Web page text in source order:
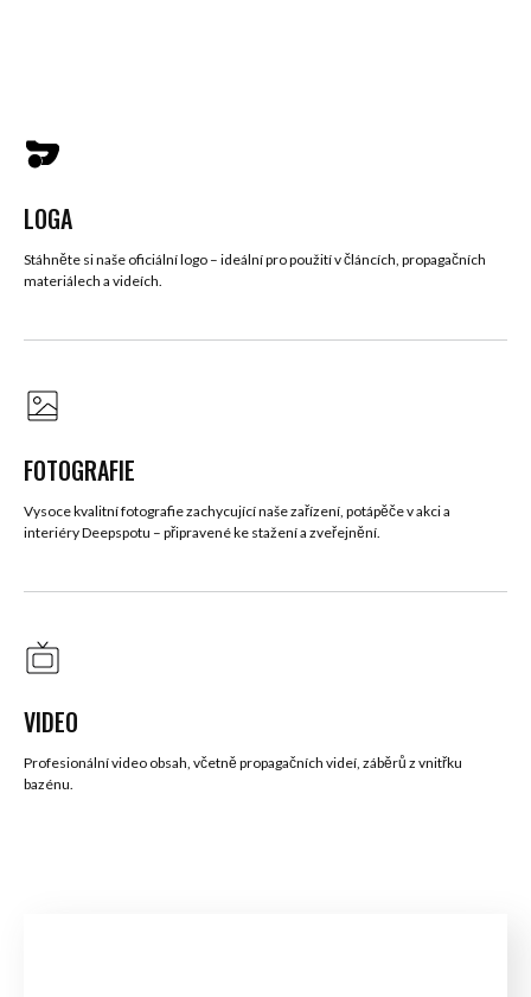
LOGA
Stáhněte si naše oficiální logo – ideální pro použití v článcích, propagačních
materiálech a videích.
FOTOGRAFIE
Vysoce kvalitní fotografie zachycující naše zařízení, potápěče v akci a
interiéry Deepspotu – připravené ke stažení a zveřejnění.
VIDEO
Profesionální video obsah, včetně propagačních videí, záběrů z vnitřku
bazénu.